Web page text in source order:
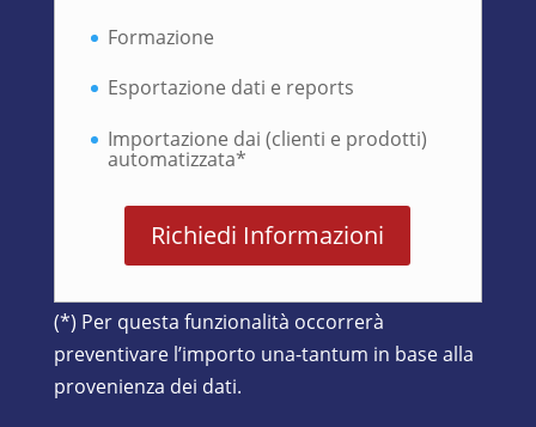
Formazione
Esportazione dati e reports
Importazione dai (clienti e prodotti)
automatizzata*
Richiedi Informazioni
(*) Per questa funzionalità occorrerà
preventivare l’importo una-tantum in base alla
provenienza dei dati.